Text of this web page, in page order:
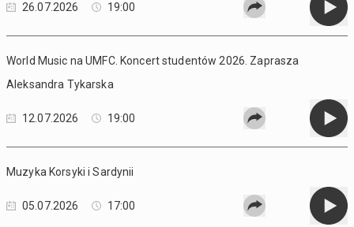
26.07.2026 19:00
World Music na UMFC. Koncert studentów 2026. Zaprasza
Aleksandra Tykarska
12.07.2026 19:00
Muzyka Korsyki i Sardynii
05.07.2026 17:00